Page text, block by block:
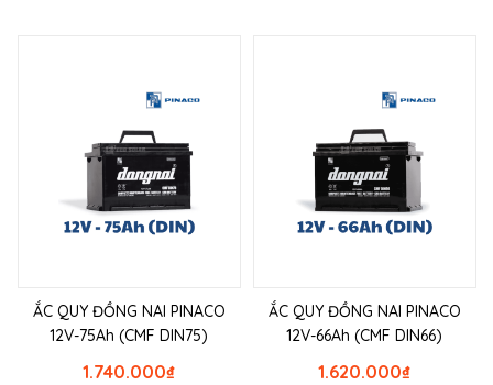
ẮC QUY ĐỒNG NAI PINACO
12V-75Ah (CMF DIN75)
₫
1.740.000
ẮC QUY ĐỒNG NAI PINACO
12V-66Ah (CMF DIN66)
₫
1.620.000